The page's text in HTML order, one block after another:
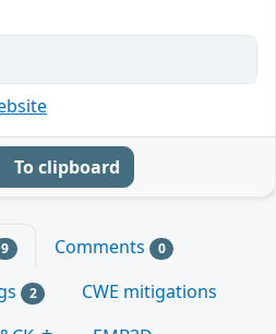
To clipboard
9 Comments 0
2
CWE mitigations